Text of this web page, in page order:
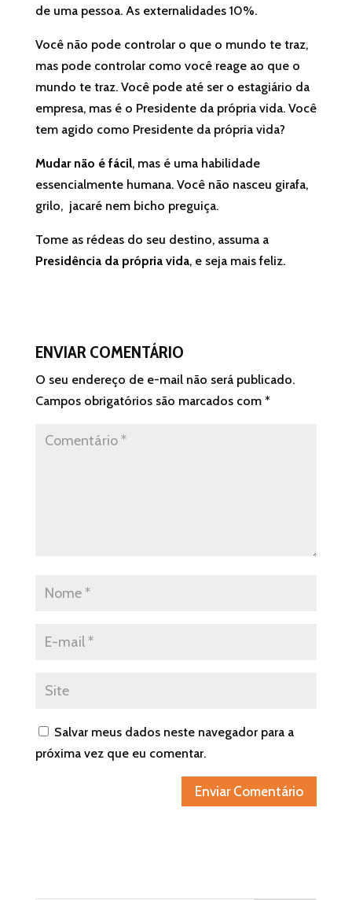
de uma pessoa. As externalidades 10%.
Você não pode controlar o que o mundo te traz,
mas pode controlar como você reage ao que o
mundo te traz. Você pode até ser o estagiário da
empresa, mas é o Presidente da própria vida. Você
tem agido como Presidente da própria vida?
Mudar não é fácil, mas é uma habilidade
essencialmente humana. Você não nasceu girafa,
grilo, jacaré nem bicho preguiça.
Tome as rédeas do seu destino, assuma a
Presidência da própria vida, e seja mais feliz.
ENVIAR COMENTÁRIO
O seu endereço de e-mail não será publicado.
Campos obrigatórios são marcados com *
Salvar meus dados neste navegador para a
próxima vez que eu comentar.